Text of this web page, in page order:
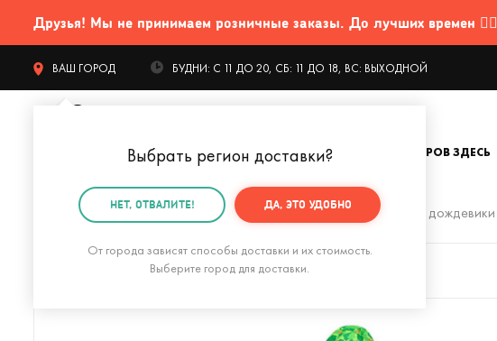
Друзья! Мы не принимаем розничные заказы. До лучших времен 🤷‍♂️
ВАШ ГОРОД
Выбрать регион доставки?
НЕТ, ОТВАЛИТЕ! ДА, ЭТО УДОБНО
От города зависят способы доставки и их стоимость.
Выберите город для доставки.
БУДНИ: С 11 ДО 20, СБ: 11 ДО 18, ВС: ВЫХОДНОЙ
КАТАЛОГ ТОВАРОВ ЗДЕСЬ
Главная Одежда и аксессуары Аксессуары Зонты и дождевики
Дождевик детский Friends Pink